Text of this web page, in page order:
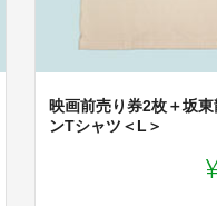
映画前売り券2枚＋坂東
ンTシャツ＜L＞